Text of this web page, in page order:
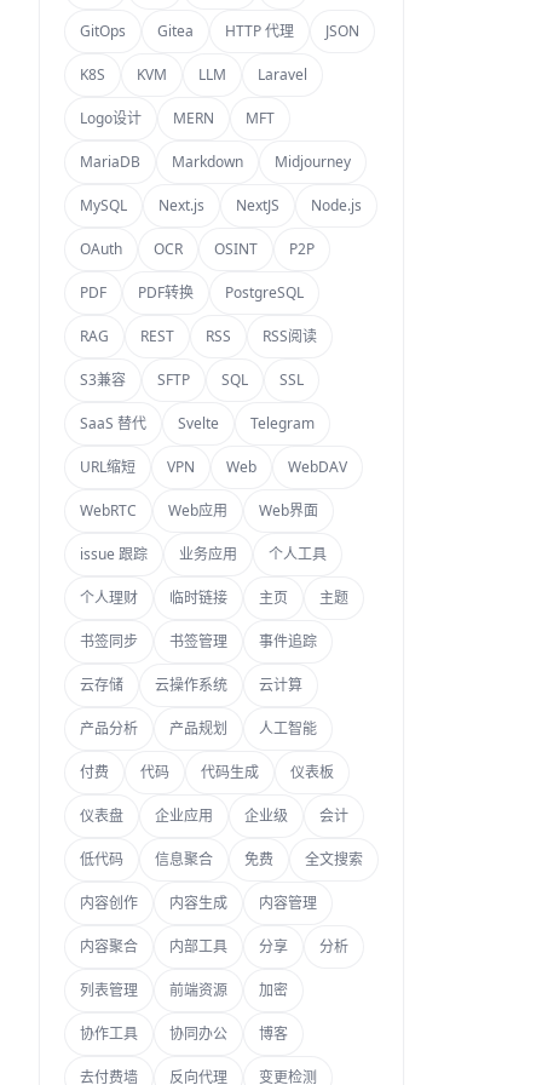
GitOps Gitea HTTP 代理 JSON
K8S KVM LLM Laravel
Logo设计 MERN MFT
MariaDB Markdown Midjourney
MySQL Next.js NextJS Node.js
OAuth OCR OSINT P2P
PDF PDF转换 PostgreSQL
RAG REST RSS RSS阅读
S3兼容 SFTP SQL SSL
SaaS 替代 Svelte Telegram
URL缩短 VPN Web WebDAV
WebRTC Web应用 Web界面
issue 跟踪 业务应用 个人工具
个人理财 临时链接 主页 主题
书签同步 书签管理 事件追踪
云存储 云操作系统 云计算
产品分析 产品规划 人工智能
付费 代码 代码生成 仪表板
仪表盘 企业应用 企业级 会计
低代码 信息聚合 免费 全文搜索
内容创作 内容生成 内容管理
内容聚合 内部工具 分享 分析
列表管理 前端资源 加密
协作工具 协同办公 博客
去付费墙 反向代理 变更检测